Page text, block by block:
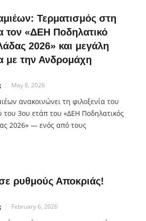
Τερματισμός στη
τον «ΔΕΗ Ποδηλατικό
2026» και μεγάλη
με την Ανδρομάχη
May 8, 2026
ανακοινώνει τη φιλοξενία του
του 3ου ετάπ του «ΔΕΗ Ποδηλατικός
2026» — ενός από τους
άμιλλας, της
ρυθμούς Αποκριάς!
February 6, 2026